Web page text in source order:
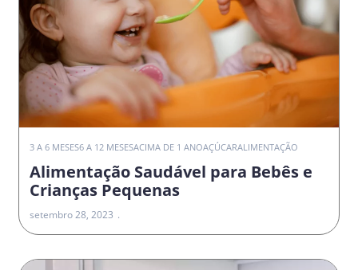
3 A 6 MESES6 A 12 MESESACIMA DE 1 ANOAÇÚCARALIMENTAÇÃO
Alimentação Saudável para Bebês e
Crianças Pequenas
setembro 28, 2023